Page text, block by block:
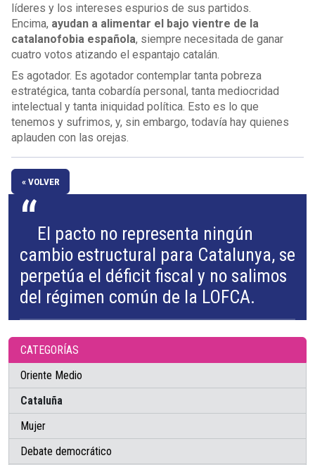
“El pacto no representa ningún
cambio estructural para Catalunya, se
perpetúa el déficit fiscal y no salimos
del régimen común de la LOFCA.
CATEGORÍAS
Oriente Medio
Cataluña
Mujer
Debate democrático
líderes y los intereses espurios de sus partidos.
Encima, ayudan a alimentar el bajo vientre de la
catalanofobia española, siempre necesitada de ganar
cuatro votos atizando el espantajo catalán.
Es agotador. Es agotador contemplar tanta pobreza
estratégica, tanta cobardía personal, tanta mediocridad
intelectual y tanta iniquidad política. Esto es lo que
tenemos y sufrimos, y, sin embargo, todavía hay quienes
aplauden con las orejas.
« VOLVER